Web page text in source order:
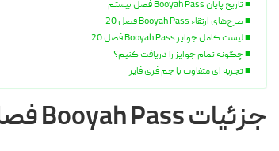
تاریخ پایان Booyah Pass فصل بیستم
طرح‌های ارتقاء Booyah Pass فصل 20
لیست کامل جوایز Booyah Pass فصل 20
چگونه تمام جوایز را دریافت کنیم؟
تجربه‌ ای متفاوت با جم فری فایر
جزئیات Booyah Pass فصل 20 فری فایر (تاریخ پایان، جوایز و..)